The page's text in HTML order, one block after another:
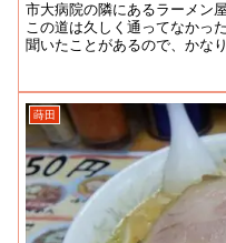
市大病院の隣にあるラーメン
この道は久しく通ってなかっ
聞いたことがあるので、かな
蒔田